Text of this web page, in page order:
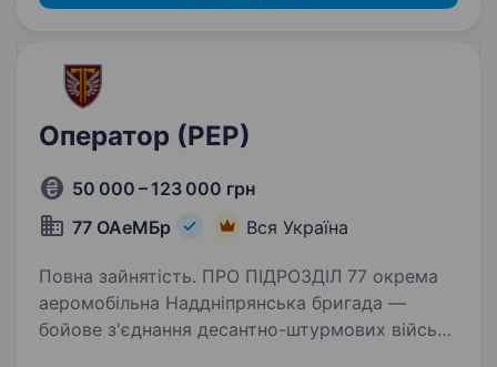
Оператор (РЕР)
50 000 – 123 000 грн
77 ОАеМБр
Вся Україна
Повна зайнятість. ПРО ПІДРОЗДІЛ 77 окрема
аеромобільна Наддніпрянська бригада —
бойове з'єднання десантно-штурмових військ